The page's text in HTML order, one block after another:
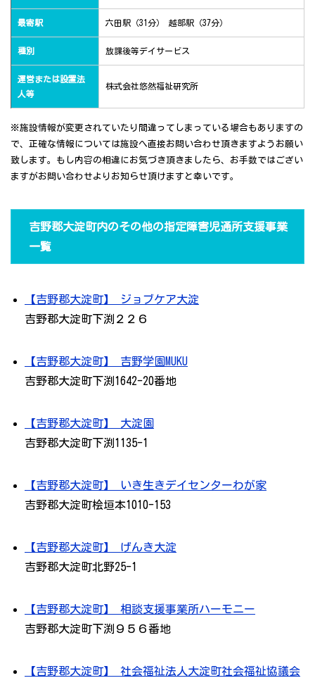
最寄駅 六田駅（31分） 越部駅（37分）
種別 放課後等デイサービス
運営または設置法
人等
株式会社悠然福祉研究所
※施設情報が変更されていたり間違ってしまっている場合もありますの
で、正確な情報については施設へ直接お問い合わせ頂きますようお願い
致します。もし内容の相違にお気づき頂きましたら、お手数ではござい
ますがお問い合わせよりお知らせ頂けますと幸いです。
吉野郡大淀町内のその他の指定障害児通所支援事業
一覧
【吉野郡大淀町】 ジョブケア大淀
吉野郡大淀町下渕２２６
【吉野郡大淀町】 吉野学園MUKU
吉野郡大淀町下渕1642-20番地
【吉野郡大淀町】 大淀園
吉野郡大淀町下渕1135-1
【吉野郡大淀町】 いき生きデイセンターわが家
吉野郡大淀町桧垣本1010-153
【吉野郡大淀町】 げんき大淀
吉野郡大淀町北野25-1
【吉野郡大淀町】 相談支援事業所ハーモニー
吉野郡大淀町下渕９５６番地
【吉野郡大淀町】 社会福祉法人大淀町社会福祉協議会